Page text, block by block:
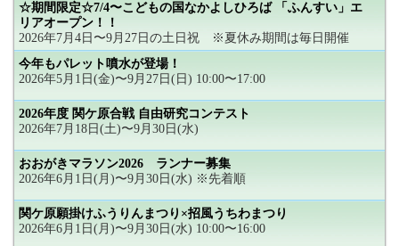
☆期間限定☆7/4〜こどもの国なかよしひろば 「ふんすい」エ
リアオープン！！
2026年7月4日〜9月27日の土日祝 ※夏休み期間は毎日開催
今年もパレット噴水が登場！
2026年5月1日(金)〜9月27日(日) 10:00〜17:00
2026年度 関ケ原合戦 自由研究コンテスト
2026年7月18日(土)〜9月30日(水)
おおがきマラソン2026 ランナー募集
2026年6月1日(月)〜9月30日(水) ※先着順
関ケ原願掛けふうりんまつり×招風うちわまつり
2026年6月1日(月)〜9月30日(水) 10:00〜16:00